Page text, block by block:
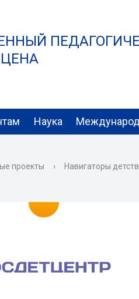
Наука
проекты › Навигаторы